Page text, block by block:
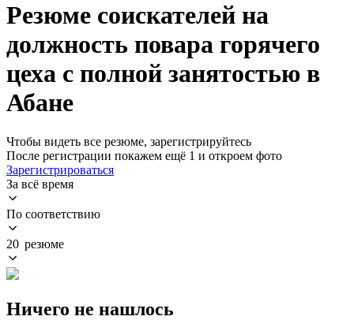
Резюме соискателей на
должность повара горячего
цеха с полной занятостью в
Абане
Чтобы видеть все резюме, зарегистрируйтесь
После регистрации покажем ещё 1 и откроем фото
Зарегистрироваться
За всё время
По соответствию
20 резюме
Ничего не нашлось